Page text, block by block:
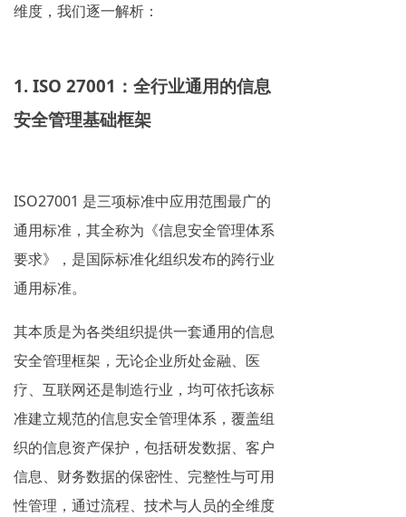
维度，我们逐一解析：
1. ISO 27001：全行业通用的信息
安全管理基础框架
ISO27001 是三项标准中应用范围最广的
通用标准，其全称为《信息安全管理体系
要求》，是国际标准化组织发布的跨行业
通用标准。
其本质是为各类组织提供一套通用的信息
安全管理框架，无论企业所处金融、医
疗、互联网还是制造行业，均可依托该标
准建立规范的信息安全管理体系，覆盖组
织的信息资产保护，包括研发数据、客户
信息、财务数据的保密性、完整性与可用
性管理，通过流程、技术与人员的全维度